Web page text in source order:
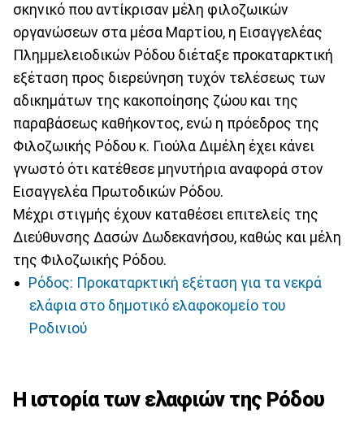
σκηνικό που αντίκρισαν μέλη φιλοζωικών
οργανώσεων στα μέσα Μαρτίου, η Εισαγγελέας
Πλημμελειοδικών Ρόδου διέταξε προκαταρκτική
εξέταση προς διερεύνηση τυχόν τελέσεως των
αδικημάτων της κακοποίησης ζώου και της
παραβάσεως καθήκοντος, ενώ η πρόεδρος της
Φιλοζωικής Ρόδου κ. Γιούλα Διμέλη έχει κάνει
γνωστό ότι κατέθεσε μηνυτήρια αναφορά στον
Εισαγγελέα Πρωτοδικών Ρόδου.
Μέχρι στιγμής έχουν καταθέσει επιτελείς της
Διεύθυνσης Δασών Δωδεκανήσου, καθώς και μέλη
της Φιλοζωικής Ρόδου.
Ρόδος: Προκαταρκτική εξέταση για τα νεκρά
ελάφια στο δημοτικό ελαφοκομείο του
Ροδινιού
Η ιστορία των ελαφιών της Ρόδου